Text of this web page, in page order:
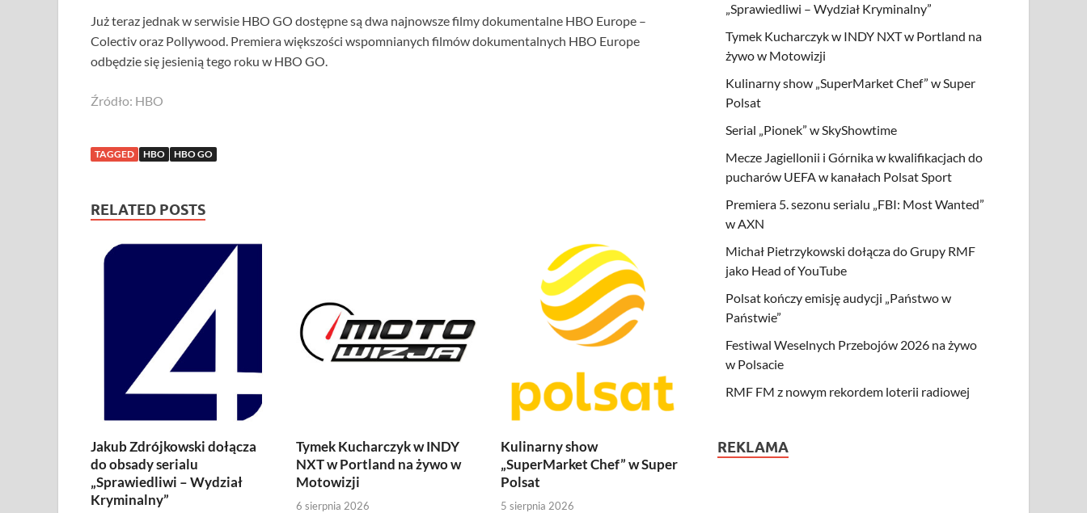
Już teraz jednak w serwisie HBO GO dostępne są dwa najnowsze filmy dokumentalne HBO Europe –
Colectiv oraz Pollywood. Premiera większości wspomnianych filmów dokumentalnych HBO Europe
odbędzie się jesienią tego roku w HBO GO.
Źródło: HBO
TAGGED HBO HBO GO
RELATED POSTS
Jakub Zdrójkowski dołącza
do obsady serialu
„Sprawiedliwi – Wydział
Kryminalny”
Tymek Kucharczyk w INDY
NXT w Portland na żywo w
Motowizji
6 sierpnia 2026
Kulinarny show
„SuperMarket Chef” w Super
Polsat
5 sierpnia 2026
„Sprawiedliwi – Wydział Kryminalny”
Tymek Kucharczyk w INDY NXT w Portland na
żywo w Motowizji
Kulinarny show „SuperMarket Chef” w Super
Polsat
Serial „Pionek” w SkyShowtime
Mecze Jagiellonii i Górnika w kwalifikacjach do
pucharów UEFA w kanałach Polsat Sport
Premiera 5. sezonu serialu „FBI: Most Wanted”
w AXN
Michał Pietrzykowski dołącza do Grupy RMF
jako Head of YouTube
Polsat kończy emisję audycji „Państwo w
Państwie”
Festiwal Weselnych Przebojów 2026 na żywo
w Polsacie
RMF FM z nowym rekordem loterii radiowej
REKLAMA